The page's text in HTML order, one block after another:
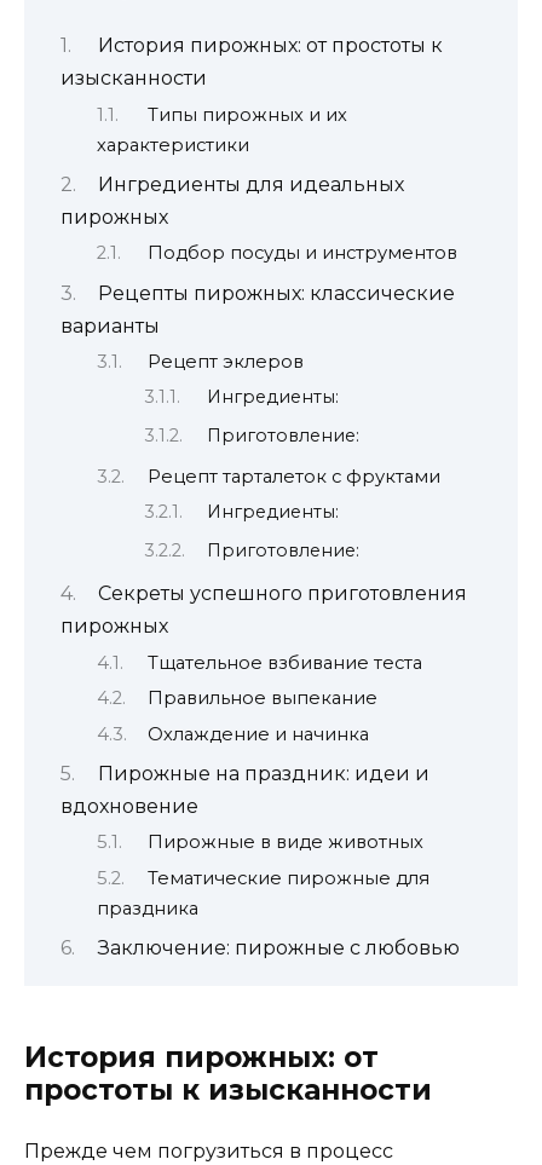
История пирожных: от простоты к
изысканности
Типы пирожных и их
характеристики
Ингредиенты для идеальных
пирожных
Подбор посуды и инструментов
Рецепты пирожных: классические
варианты
Рецепт эклеров
Ингредиенты:
Приготовление:
Рецепт тарталеток с фруктами
Ингредиенты:
Приготовление:
Секреты успешного приготовления
пирожных
Тщательное взбивание теста
Правильное выпекание
Охлаждение и начинка
Пирожные на праздник: идеи и
вдохновение
Пирожные в виде животных
Тематические пирожные для
праздника
Заключение: пирожные с любовью
История пирожных: от
простоты к изысканности
Прежде чем погрузиться в процесс